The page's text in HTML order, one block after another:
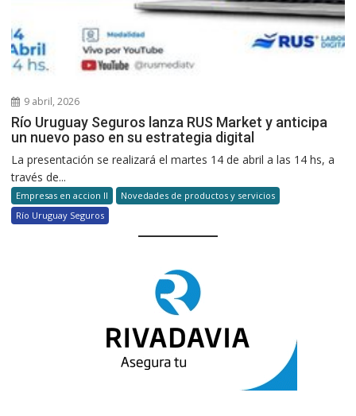
9 abril, 2026
Río Uruguay Seguros lanza RUS Market y anticipa
un nuevo paso en su estrategia digital
La presentación se realizará el martes 14 de abril a las 14 hs, a
través de...
Empresas en accion II
Novedades de productos y servicios
Río Uruguay Seguros